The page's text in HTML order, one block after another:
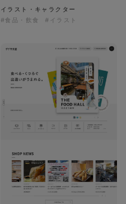
イラスト・キャラクター
#食品・飲食
#イラスト